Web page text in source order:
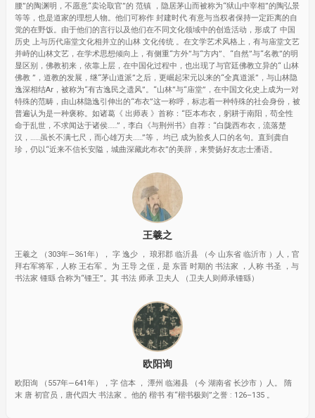
腰”的陶渊明，不愿意“卖论取官”的 范镇 ，隐居茅山而被称为“狱山中宰相”的陶弘景
等等，也是道家的理想人物。他们可称作 封建时代 有意与当权者保持一定距离的自
觉的在野饭。由于他们的言行以及他们在不同文化领域中的创造活动，形成了 中国
历史 上与历代庙堂文化相并立的山林 文化传统 。在文学艺术风格上，有与庙堂文艺
并峙的山林文艺，在学术思想倾向上，有侧重“方外”与“方内”、“自然”与“名教”的明
显区别，佛教初来，依靠上层，在中国化过程中，也出现了与官廷佛教立异的“ 山林
佛教 ”，道教的发展，继“茅山道派”之后，更崛起宋元以来的“全真道派”，与山林隐
逸深相结Ar，被称为“有古逸民之遗风”。“山林”与“庙堂”，在中国文化史上成为一对
特殊的范畴，由山林隐逸引伸出的“布衣”这一称呼，标志着一种特殊的社会身份，被
普遍认为是一种褒称。如诸葛《 出师表 》首称：“臣本布衣，躬耕于南阳，苟全性
命于乱世，不求闻达于诸侯……”，李白《与荆州书》自荐：“白陇西布衣，流落楚
汉，……虽长不满七尺，而心雄万夫……”等， 均已 成为脍炙人口的名句。直到龚自
珍，仍以“近来不信长安隘，城曲深藏此布衣”的美辞，来赞扬好友志士潘语。
王羲之
王羲之 （303年—361年）， 字 逸少 ， 琅邪郡 临沂县 （今 山东省 临沂市 ）人，官
拜右军将军，人称 王右军 。为 王导 之侄，是 东晋 时期的 书法家 ，人称 书圣 ，与
书法家 锺繇 合称为“锺王”。其 书法 师承 卫夫人 （卫夫人则师承锺繇）
欧阳询
欧阳询 （557年—641年），字 信本 ， 潭州 临湘县 （今 湖南省 长沙市 ）人。 隋
末 唐 初官员，唐代四大 书法家 。他的 楷书 有“楷书极则”之誉 : 126–135 。